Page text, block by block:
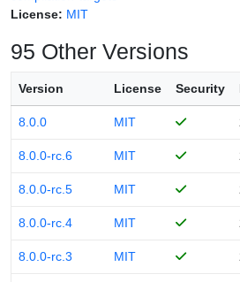
License: MIT
95 Other Versions
Version License Security
8.0.0 MIT
8.0.0-rc.6 MIT
8.0.0-rc.5 MIT
8.0.0-rc.4 MIT
8.0.0-rc.3 MIT